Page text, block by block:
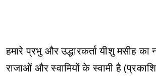
हमारे प्रभु और उद्धारकर्ता यीशु मसीह
राजाओं और स्वामियों के स्वामी है